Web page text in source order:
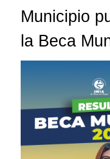
Municipio
la Beca